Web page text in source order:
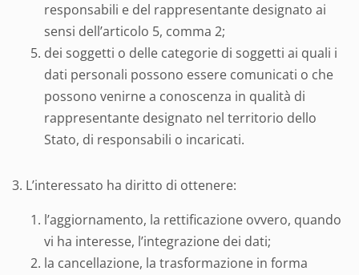
responsabili e del rappresentante designato ai
sensi dell’articolo 5, comma 2;
dei soggetti o delle categorie di soggetti ai quali i
dati personali possono essere comunicati o che
possono venirne a conoscenza in qualità di
rappresentante designato nel territorio dello
Stato, di responsabili o incaricati.
3. L’interessato ha diritto di ottenere:
l’aggiornamento, la rettificazione ovvero, quando
vi ha interesse, l’integrazione dei dati;
la cancellazione, la trasformazione in forma